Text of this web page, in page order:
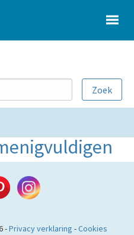
-Privacy verklaring -Cookies